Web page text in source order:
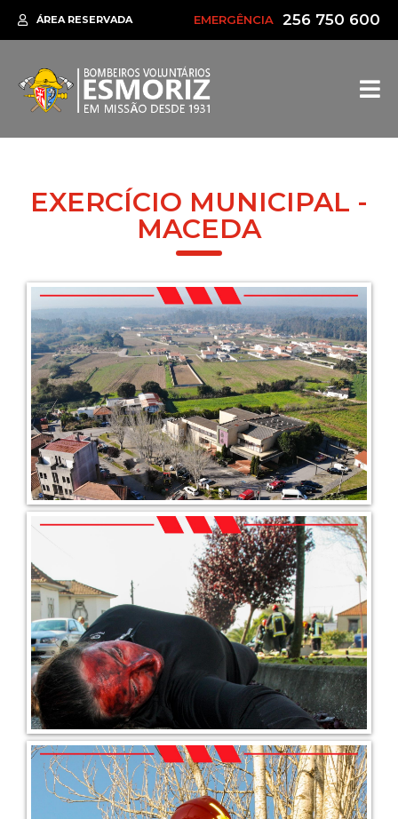
ÁREA RESERVADA EMERGÊNCIA 256 750 600
EXERCÍCIO MUNICIPAL -
MACEDA